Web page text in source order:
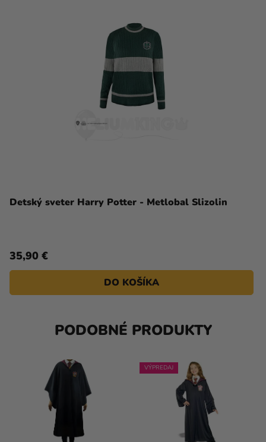
Detský sveter Harry Potter - Metlobal Slizolin
35,90 €
DO KOŠÍKA
PODOBNÉ PRODUKTY
VÝPREDAJ